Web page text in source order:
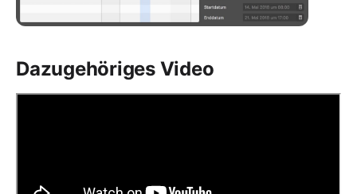
Dazugehöriges Video